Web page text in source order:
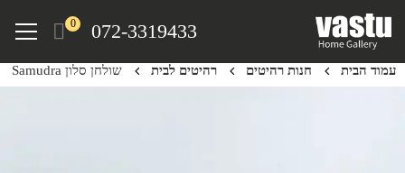
072-3319433
0
Menu
עמוד הבית חנות רהיטים רהיטים לבית שולחן סלון Samudra